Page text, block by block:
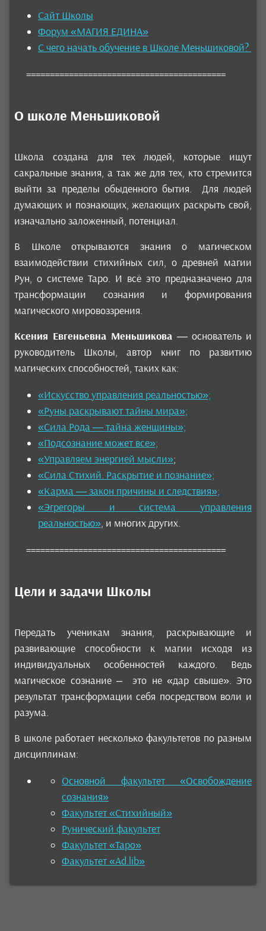
Сайт Школы
Форум «МАГИЯ ЕДИНА»
С чего начать обучение в Школе Меньшиковой?
==========================================
О школе Меньшиковой
Школа создана для тех людей, которые ищут
сакральные знания, а так же для тех, кто стремится
выйти за пределы обыденного бытия. Для людей
думающих и познающих, желающих раскрыть свой,
изначально заложенный, потенциал.
В Школе открываются знания о магическом
взаимодействии стихийных сил, о древней магии
Рун, о системе Таро. И всё это предназначено для
трансформации сознания и формирования
магического мировоззрения.
Ксения Евгеньевна Меньшикова — основатель и
руководитель Школы, автор книг по развитию
магических способностей, таких как:
«Искусство управления реальностью»;
«Руны раскрывают тайны мира»;
«Сила Рода — тайна женщины»;
«Подсознание может все»;
«Управляем энергией мысли»;
«Сила Стихий. Раскрытие и познание»;
«Карма — закон причины и следствия»;
«Эгрегоры и система управления
реальностью», и многих других.
==========================================
Цели и задачи Школы
Передать ученикам знания, раскрывающие и
развивающие способности к магии исходя из
индивидуальных особенностей каждого. Ведь
магическое сознание – это не «дар свыше». Это
результат трансформации себя посредством воли и
разума.
В школе работает несколько факультетов по разным
дисциплинам:
Основной факультет«Освобождение
сознания»
Факультет «Стихийный»
Рунический факультет
Факультет «Таро»
Факультет «Ad.lib»